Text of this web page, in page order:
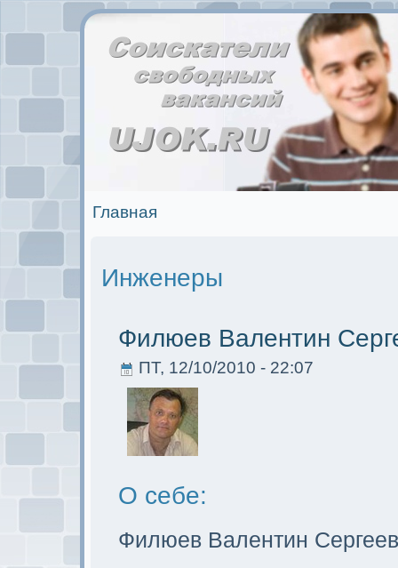
Главная
Инженеры
Филюев Валентин
ПТ, 12/10/2010 - 22:07
О себе:
Филюев Валентин